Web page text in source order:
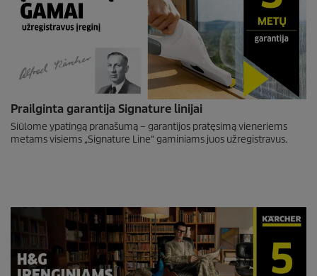
Prailginta garantija Signature linijai
Siūlome ypatingą pranašumą – garantijos pratęsimą vieneriems
metams visiems „Signature Line“ gaminiams juos užregistravus.